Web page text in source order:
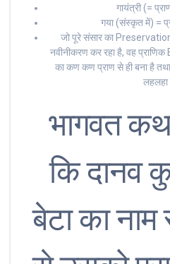
गायंत्री (=
गया (संस्कृत में) =
जो पूरे संसार का
नवीनीकरण कर रहा है, वह प्राणिक
का कण कण प्राण से ही बना है
लहलहा
भागवत
कि दानव
बेटा का